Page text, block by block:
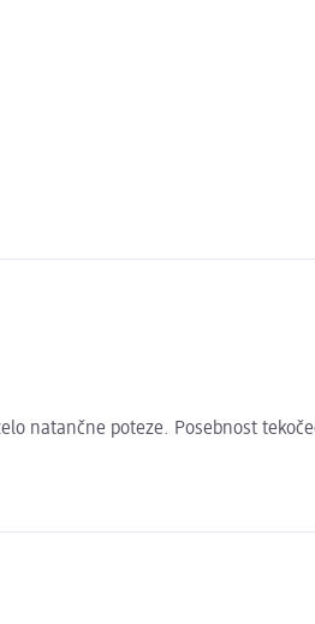
natančne poteze. Posebnost